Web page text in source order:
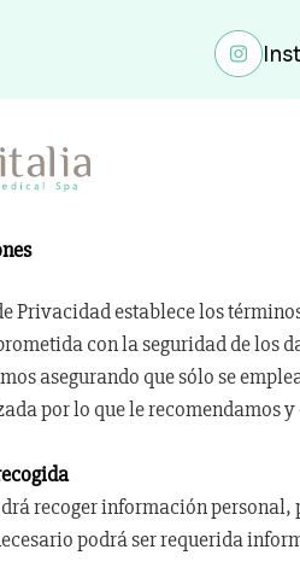
Privacidad establece los
con la seguridad de los
asegurando que sólo se
por lo que le recomendamos
recoger información
podrá ser requerida